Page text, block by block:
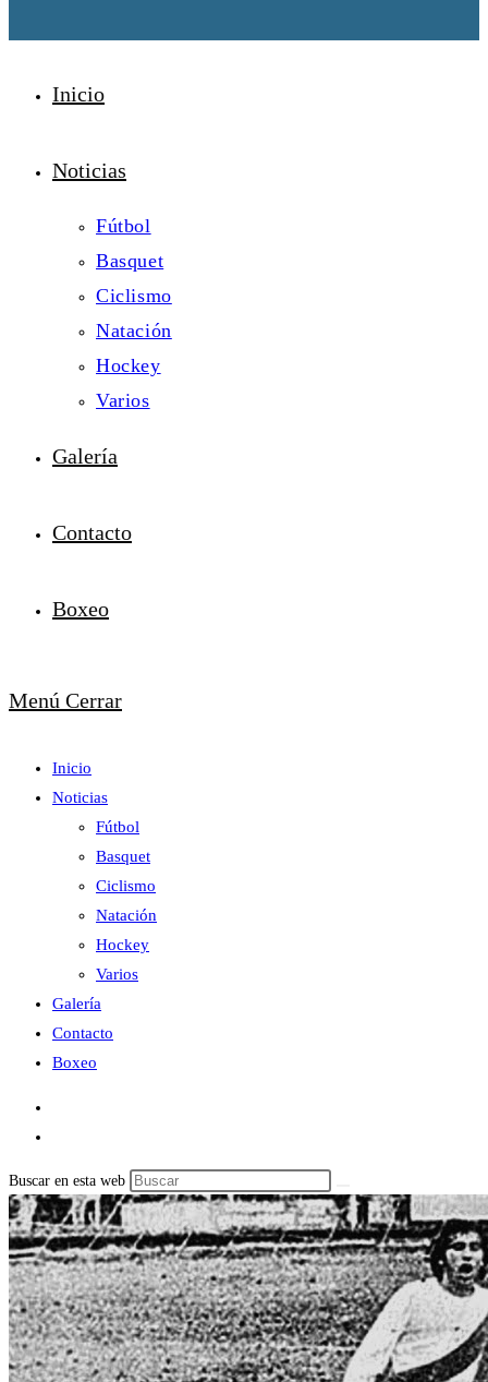
Inicio
Noticias
Fútbol
Basquet
Ciclismo
Natación
Hockey
Varios
Galería
Contacto
Boxeo
Menú Cerrar
Inicio
Noticias
Fútbol
Basquet
Ciclismo
Natación
Hockey
Varios
Galería
Contacto
Boxeo
Buscar en esta web